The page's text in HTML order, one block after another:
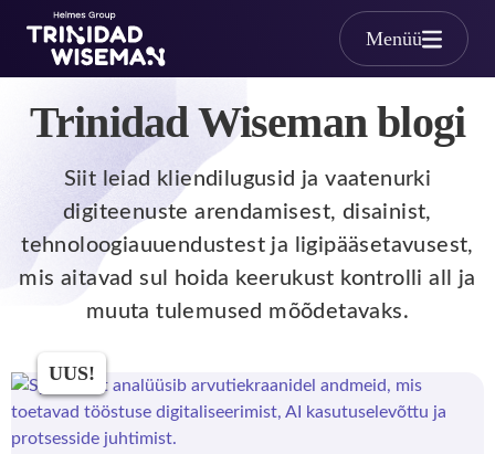
Skip to main content
Menüü
Trinidad Wiseman blogi
Siit leiad kliendilugusid ja vaatenurki
digiteenuste arendamisest, disainist,
tehnoloogiauuendustest ja ligipääsetavusest,
mis aitavad sul hoida keerukust kontrolli all ja
muuta tulemused mõõdetavaks.
UUS!